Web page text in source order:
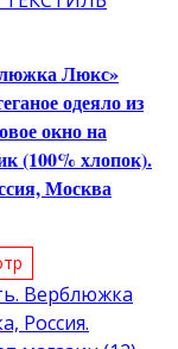
Люкс»
одеяло из
окно на
(100% хлопок).
Москва